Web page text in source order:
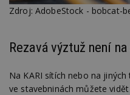
Zdroj: AdobeStock - bobcat-
Rezavá výztuž není
Na KARI sítích nebo na
ve stavebninách můžete